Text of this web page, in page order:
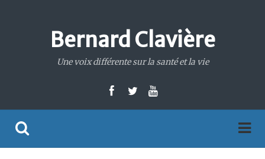
Bernard Clavière
Une voix différente sur la santé et la vie